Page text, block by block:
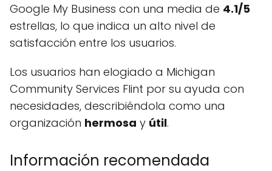
Google My Business con una media de 4.1/5
estrellas, lo que indica un alto nivel de
satisfacción entre los usuarios.
Los usuarios han elogiado a Michigan
Community Services Flint por su ayuda con
necesidades, describiéndola como una
organización hermosa y útil.
Información recomendada